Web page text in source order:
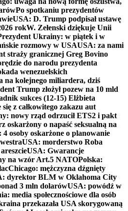
Po spotkaniu prezydentów
USA: D. Trump podpisał ustawę
rokW. Zełenski dziękuje Unii
Ukrainy: w piątek i w
rozmowy w USAUSA: za nami
straży granicznej Greg Bovino
do narodu prezydenta
wenezuelskich
na kolejnego miliardera, dziś
Trump złożył pozew na 10 mld
sukces (12-15) Elżbieta
z całkowitego zakazu aut
nowy rząd odrzucił ETS2 i pakt
oskarżony o napaść seksualną na
osoby oskarżone o planowanie
USA: morderstwo Roba
USA: Gwarancje
na wzór Art.5 NATOPolska:
Chicago: mężczyzna dźgnięty
dyrektor BLM w Oklahoma City
3 mln dolarówUSA: powódź w
media społecznościowe dla osób
przekazała USA skorygowaną